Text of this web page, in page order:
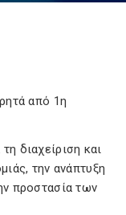
από 1η
διαχείριση και
την ανάπτυξη
προστασία των